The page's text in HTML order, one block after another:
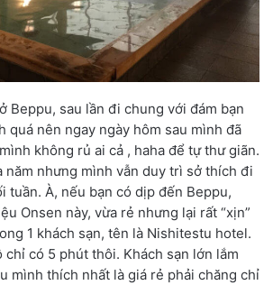
Beppu, sau lần đi chung với đám bạn
quá nên ngay ngày hôm sau mình đã
không rủ ai cả , haha để tự thư giãn.
năm nhưng mình vẫn duy trì sở thích đi
tuần. À, nếu bạn có dịp đến Beppu,
Onsen này, vừa rẻ nhưng lại rất “xịn”
1 khách sạn, tên là Nishitestu hotel.
chỉ có 5 phút thôi. Khách sạn lớn lắm
mình thích nhất là giá rẻ phải chăng chỉ